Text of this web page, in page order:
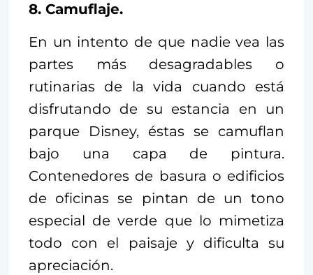
8. Camuflaje.
En un intento de que nadie vea las
partes más desagradables o
rutinarias de la vida cuando está
disfrutando de su estancia en un
parque Disney, éstas se camuflan
bajo una capa de pintura.
Contenedores de basura o edificios
de oficinas se pintan de un tono
especial de verde que lo mimetiza
todo con el paisaje y dificulta su
apreciación.